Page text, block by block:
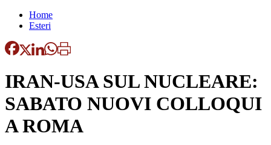
Home
Esteri
IRAN-USA SUL NUCLEARE:
SABATO NUOVI COLLOQUI
A ROMA